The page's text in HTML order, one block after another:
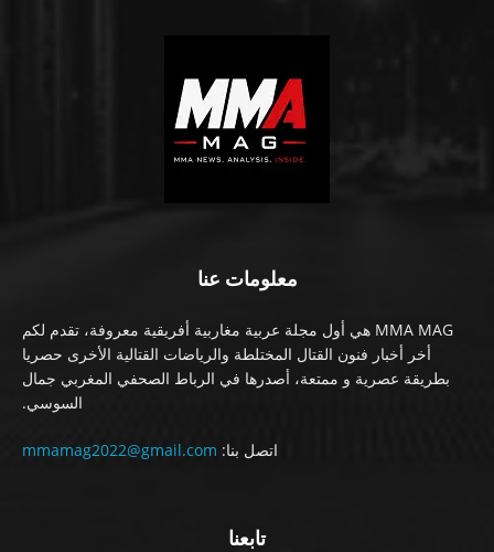
معلومات عنا
MMA MAG هي أول مجلة عربية مغاربية أفريقية معروفة، تقدم لكم
أخر أخبار فنون القتال المختلطة والرياضات القتالية الأخرى حصريا
بطريقة عصرية و ممتعة، أصدرها في الرباط الصحفي المغربي جمال
السوسي.
اتصل بنا: mmamag2022@gmail.com
تابعنا